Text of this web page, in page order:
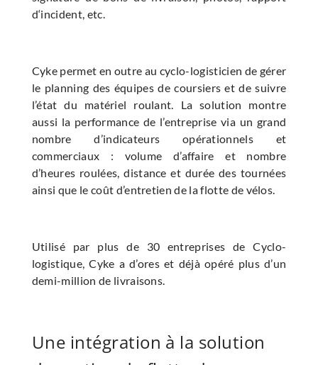
d‘incident, etc.
Cyke permet en outre au cyclo-logisticien de gérer
le planning des équipes de coursiers et de suivre
l’état du matériel roulant. La solution montre
aussi la performance de l’entreprise via un grand
nombre d’indicateurs opérationnels et
commerciaux : volume d’affaire et nombre
d’heures roulées, distance et durée des tournées
ainsi que le coût d’entretien de la flotte de vélos.
Utilisé par plus de 30 entreprises de Cyclo-
logistique, Cyke a d’ores et déjà opéré plus d’un
demi-million de livraisons.
Une intégration à la solution